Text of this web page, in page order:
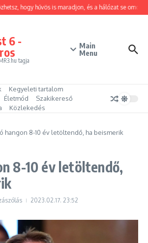
hogy hűvös is maradjon, és a hálózat se omoljon
6 -
tagja
Main
Menu
Kegyeleti tartalom
Életmód
Szakikereső
Közlekedés
hangon 8-10 év letöltendő, ha beismerik
8-10 év letöltendő,
2023.02.17. 23:52